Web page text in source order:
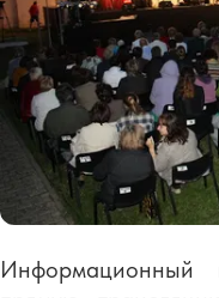
Информационный